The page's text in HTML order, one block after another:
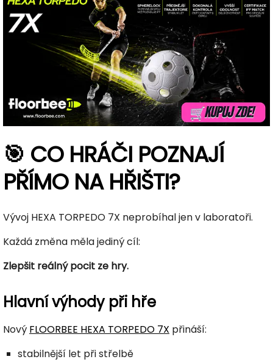
🎯 CO HRÁČI POZNAJÍ
PŘÍMO NA HŘIŠTI?
Vývoj HEXA TORPEDO 7X neprobíhal jen v laboratoři.
Každá změna měla jediný cíl:
Zlepšit reálný pocit ze hry.
Hlavní výhody při hře
Nový FLOORBEE HEXA TORPEDO 7X přináší:
stabilnější let při střelbě